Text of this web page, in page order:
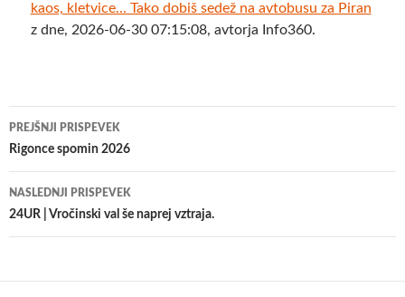
kaos, kletvice... Tako dobiš sedež na avtobusu za Piran
z dne, 2026-06-30 07:15:08, avtorja Info360.
Krmarjenje
po
prispevkih
PREJŠNJI PRISPEVEK
Rigonce spomin 2026
NASLEDNJI PRISPEVEK
24UR | Vročinski val še naprej vztraja.